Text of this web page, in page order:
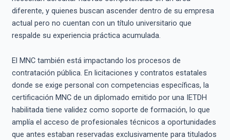
diferente, y quienes buscan ascender dentro de su empresa
actual pero no cuentan con un título universitario que
respalde su experiencia práctica acumulada.
El MNC también está impactando los procesos de
contratación pública. En licitaciones y contratos estatales
donde se exige personal con competencias específicas, la
certificación MNC de un diplomado emitido por una IETDH
habilitada tiene validez como soporte de formación, lo que
amplía el acceso de profesionales técnicos a oportunidades
que antes estaban reservadas exclusivamente para titulados